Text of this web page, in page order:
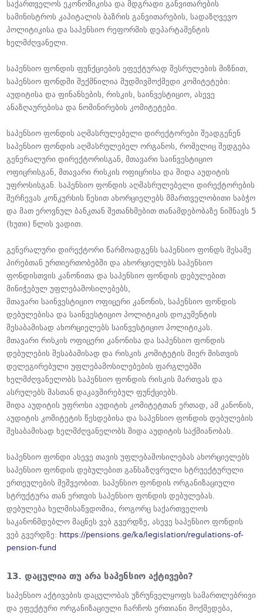
საქართველოს ეკონომიკისა და მდგრადი განვითარების
სამინისტროს კაპიტალის ბაზრის განვითარების, სადაზღვევო
პოლიტიკისა და საპენსიო რეფორმის დეპარტამენტის
ხელმძღვანელი.
საპენსიო ფონდის ფუნქციების ეფექტურად შესრულების მიზნით,
საპენსიო ფონდში შექმნილია მუდმივმოქმედი კომიტეტები:
აუდიტისა და ფინანსების, რისკის, საინვესტიციო, ასევე
ანაზღაურებისა და ნომინირების კომიტეტები.
საპენსიო ფონდის აღმასრულებელი დირექტორები შეადგენენ
საპენსიო ფონდის აღმასრულებელ ორგანოს, რომელიც შედგება
გენერალური დირექტორისგან, მთავარი საინვესტიციო
ოფიცრისგან, მთავარი რისკის ოფიცრისა და შიდა აუდიტის
უფროსისგან. საპენსიო ფონდის აღმასრულებელი დირექტორების
შერჩევას კონკურსის წესით ახორციელებს მმართველობითი საბჭო
და მათ ეროვნულ ბანკთან შეთანხმებით თანამდებობაზე ნიშნავს 5
(ხუთი) წლის ვადით.
გენერალური დირექტორი წარმოადგენს საპენსიო ფონდს მესამე
პირებთან ურთიერთობებში და ახორციელებს საპენსიო
ფონდისთვის კანონითა და საპენსიო ფონდის დებულებით
მინიჭებულ უფლებამოსილებებს,
მთავარი საინვესტიციო ოფიცერი კანონის, საპენსიო ფონდის
დებულებისა და საინვესტიციო პოლიტიკის დოკუმენტის
შესაბამისად ახორციელებს საინვესტიციო პოლიტიკას.
მთავარი რისკის ოფიცერი კანონისა და საპენსიო ფონდის
დებულების შესაბამისად და რისკის კომიტეტის მიერ მისთვის
დელეგირებული უფლებამოსილებების ფარგლებში
ხელმძღვანელობს საპენსიო ფონდის რისკის მართვას და
ასრულებს მასთან დაკავშირებულ ფუნქციებს.
შიდა აუდიტის უფროსი აუდიტის კომიტეტთან ერთად, ამ კანონის,
აუდიტის კომიტეტის წესდებისა და საპენსიო ფონდის დებულების
შესაბამისად ხელმძღვანელობს შიდა აუდიტის საქმიანობას.
საპენსიო ფონდი ასევე თავის უფლებამოსილებას ახორციელებს
საპენსიო ფონდის დებულებით განსაზღვრული სტრუექტურული
ერთეულების მეშვეობით. საპენსიო ფონდის ორგანიზაციული
სტრუქტურა თან ერთვის საპენსიო ფონდის დებულებას.
დებულება ხელმისაწვდომია, როგორც საქართველოს
საკანონმდებლო მაცნეს ვებ გვერდზე, ასევე საპენსიო ფონდის
ვებ გვერდზე: https://pensions.ge/ka/legislation/regulations-of-
pension-fund
13. დაცულია თუ არა საპენსიო აქტივები?
საპენსიო აქტივების დაცულობას უზრუნველყოფს სამართლებრივი
და ეფექტური ორგანიზაციული ჩარჩოს ერთიანი მოქმედება,